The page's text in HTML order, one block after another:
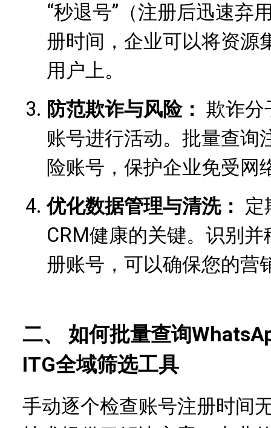
“秒退号”（注册后迅速弃
册时间，企业可以将资源
用户上。
防范欺诈与风险： 欺诈分
账号进行活动。批量查询
险账号，保护企业免受网
优化数据管理与清洗： 定
CRM健康的关键。识别
册账号，可以确保您的营
二、 如何批量查询
ITG全域筛选工具
手动逐个检查账号注册时间